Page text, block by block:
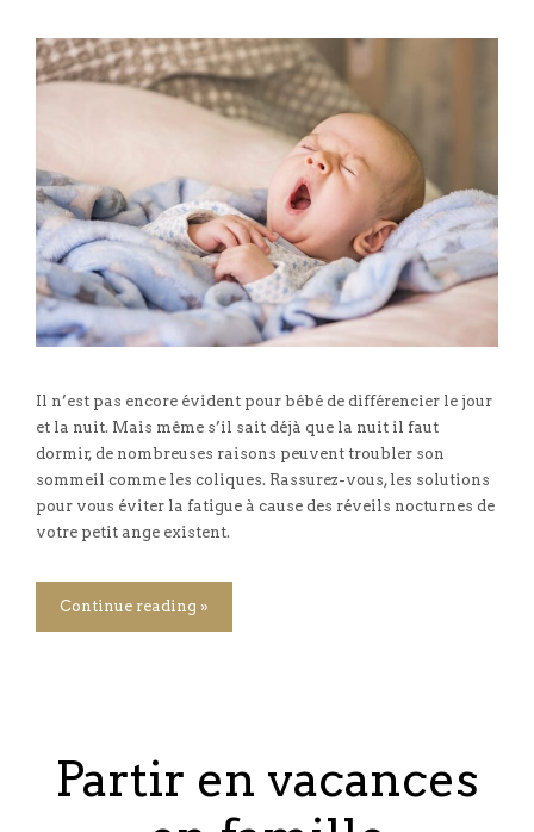
Il n’est pas encore évident pour bébé de différencier le jour
et la nuit. Mais même s’il sait déjà que la nuit il faut
dormir, de nombreuses raisons peuvent troubler son
sommeil comme les coliques. Rassurez-vous, les solutions
pour vous éviter la fatigue à cause des réveils nocturnes de
votre petit ange existent.
Continue reading »
Partir en vacances